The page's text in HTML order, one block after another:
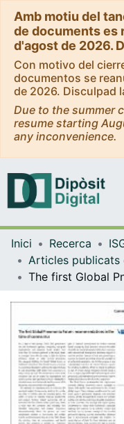
Amb motiu del
de documents es
d'agost de 2026.
Con motivo del
documentos se
de 2026. Disculpad
Due to the summer
resume starting
any inconvenience.
Inici Recerca